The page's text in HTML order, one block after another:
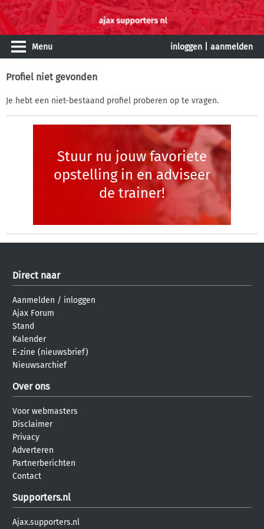
Menu inloggen aanmelden
Profiel niet gevonden
Je hebt een niet-bestaand profiel proberen op te vragen.
Stuur nu jouw favoriete
opstelling in en adviseer
de trainer!
Direct naar
Aanmelden / inloggen
Ajax Forum
Stand
Kalender
E-zine (nieuwsbrief)
Nieuwsarchief
Over ons
Voor webmasters
Disclaimer
Privacy
Adverteren
Partnerberichten
Contact
Supporters.nl
Ajax.supporters.nl